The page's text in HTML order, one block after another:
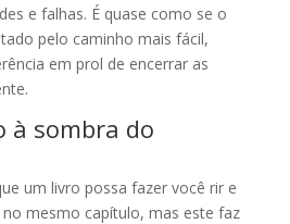
e falhas. É quase como se o
pelo caminho mais fácil,
em prol de encerrar as
à sombra do
um livro possa fazer você rir e
mesmo capítulo, mas este faz